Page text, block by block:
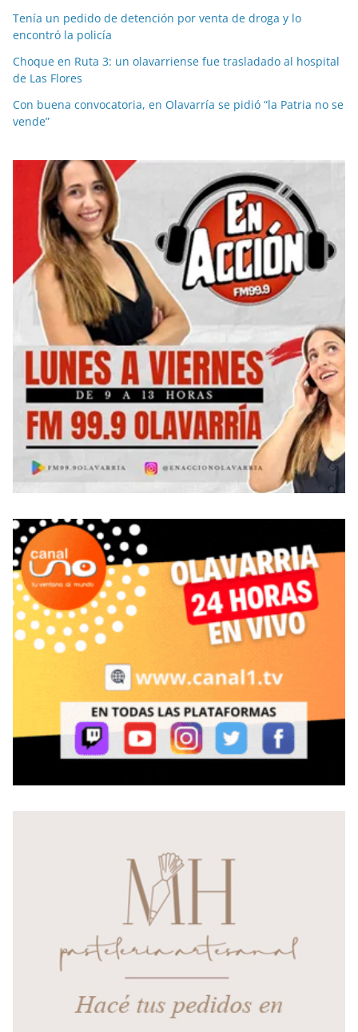
Tenía un pedido de detención por venta de droga y lo
encontró la policía
Choque en Ruta 3: un olavarriense fue trasladado al hospital
de Las Flores
Con buena convocatoria, en Olavarría se pidió “la Patria no se
vende”